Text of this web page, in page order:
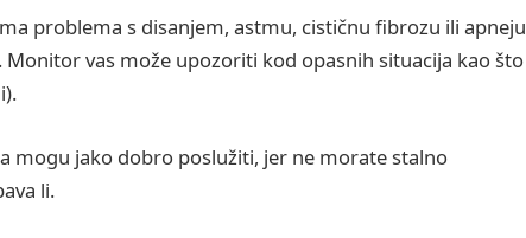
problema s disanjem, astmu, cističnu fibrozu ili apneju
vas može upozoriti kod opasnih situacija kao što
mogu jako dobro poslužiti, jer ne morate stalno
li.